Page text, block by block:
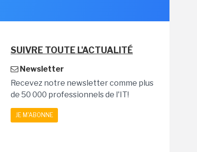
SUIVRE TOUTE L'ACTUALITÉ
Newsletter
Recevez notre newsletter comme plus
de 50 000 professionnels de l'IT!
JE M'ABONNE